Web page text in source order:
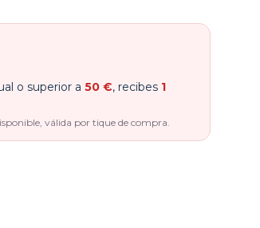
o superior a 50 €, recibes 1
válida por tique de compra.